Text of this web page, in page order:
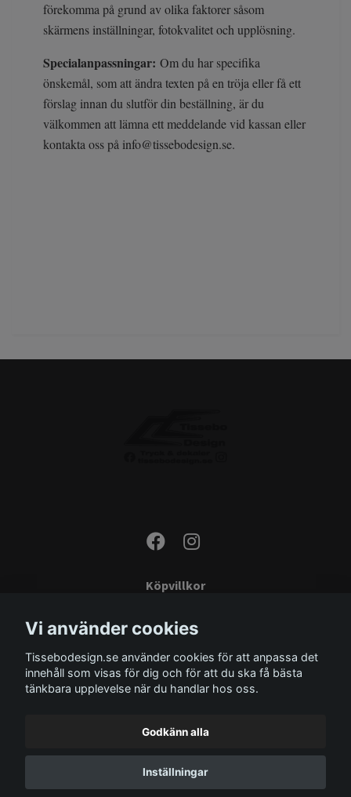
förekomma på grund av olika faktorer såsom
skärmens inställningar, fotokvalitet och upplösning.
Specialanpassningar: Om du har specifika
önskemål, som att ändra texten på en tröja eller få ett
förslag innan du slutför din beställning, är du
välkommen att lämna ett meddelande vid kassan eller
kontakta oss på info@tissebodesign.se.
Köpvillkor
Monteringsinstruktioner
Miljö
Storleksguide
Vi använder cookies
Tissebodesign.se använder cookies för att anpassa det
innehåll som visas för dig och för att du ska få bästa
tänkbara upplevelse när du handlar hos oss.
Godkänn alla
Inställningar